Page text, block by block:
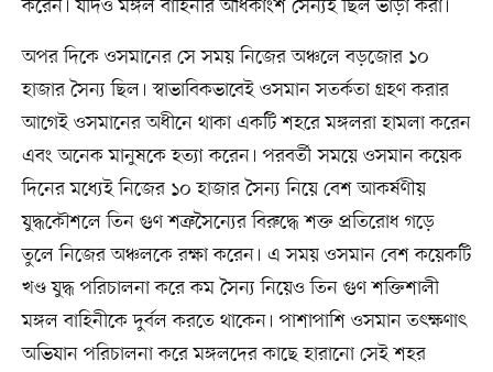
করেন। যদিও মঙ্গল বাহিনীর অধিকাংশ সৈন্যই ছিল ভাড়া করা।
অপর দিকে ওসমানের সে সময় নিজের অঞ্চলে বড়জোর ১০
হাজার সৈন্য ছিল। স্বাভাবিকভাবেই ওসমান সতর্কতা গ্রহণ করার
আগেই ওসমানের অধীনে থাকা একটি শহরে মঙ্গলরা হামলা করেন
এবং অনেক মানুষকে হত্যা করেন। পরবর্তী সময়ে ওসমান কয়েক
দিনের মধ্যেই নিজের ১০ হাজার সৈন্য নিয়ে বেশ আকর্ষণীয়
যুদ্ধকৌশলে তিন গুণ শত্রুসৈন্যের বিরুদ্ধে শক্ত প্রতিরোধ গড়ে
তুলে নিজের অঞ্চলকে রক্ষা করেন। এ সময় ওসমান বেশ কয়েকটি
খণ্ড যুদ্ধ পরিচালনা করে কম সৈন্য নিয়েও তিন গুণ শক্তিশালী
মঙ্গল বাহিনীকে দুর্বল করতে থাকেন। পাশাপাশি ওসমান তৎক্ষণাৎ
অভিযান পরিচালনা করে মঙ্গলদের কাছে হারানো সেই শহর